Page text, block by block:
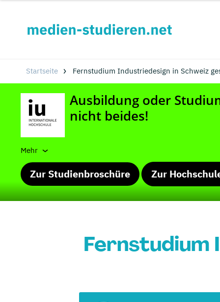
Startseite Fernstudium Industriedesign in Schweiz
Mehr
Zur Studienbroschüre Zur
Fernstudium